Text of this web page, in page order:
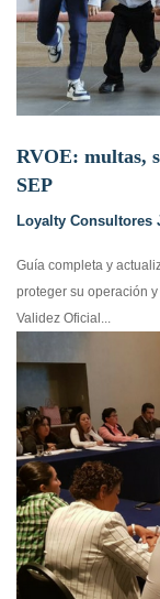
RVOE: multas,
SEP
Loyalty Consultores
Guía completa y
proteger su operación
Validez Oficial...